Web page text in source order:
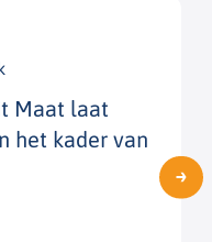
Maat laat
het kader van